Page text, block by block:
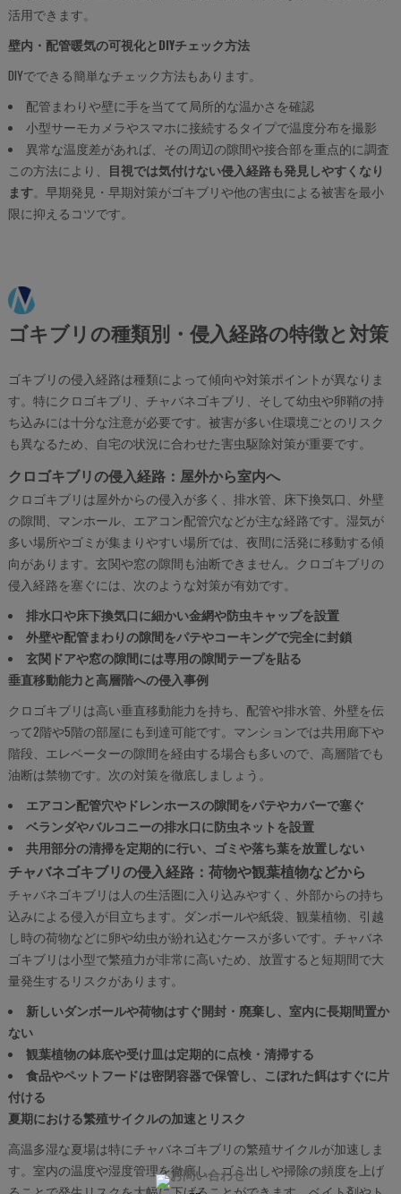
活用できます。
壁内・配管暖気の可視化とDIYチェック方法
DIYでできる簡単なチェック方法もあります。
配管まわりや壁に手を当てて局所的な温かさを確認
小型サーモカメラやスマホに接続するタイプで温度分布を撮影
異常な温度差があれば、その周辺の隙間や接合部を重点的に調査
この方法により、
目視では気付けない侵入経路も発見しやすくなり
ます。早期発見・早期対策がゴキブリや他の害虫による被害を最小
限に抑えるコツです。
ゴキブリの種類別・侵入経路の特徴と対策
ゴキブリの侵入経路は種類によって傾向や対策ポイントが異なりま
す。特にクロゴキブリ、チャバネゴキブリ、そして幼虫や卵鞘の持
ち込みには十分な注意が必要です。被害が多い住環境ごとのリスク
も異なるため、自宅の状況に合わせた害虫駆除対策が重要です。
クロゴキブリの侵入経路：屋外から室内へ
クロゴキブリは屋外からの侵入が多く、排水管、床下換気口、外壁
の隙間、マンホール、エアコン配管穴などが主な経路です。湿気が
多い場所やゴミが集まりやすい場所では、夜間に活発に移動する傾
向があります。玄関や窓の隙間も油断できません。クロゴキブリの
侵入経路を塞ぐには、次のような対策が有効です。
排水口や床下換気口に細かい金網や防虫キャップを設置
外壁や配管まわりの隙間をパテやコーキングで完全に封鎖
玄関ドアや窓の隙間には専用の隙間テープを貼る
垂直移動能力と高層階への侵入事例
クロゴキブリは高い垂直移動能力を持ち、配管や排水管、外壁を伝
って2階や5階の部屋にも到達可能です。マンションでは共用廊下や
階段、エレベーターの隙間を経由する場合も多いので、高層階でも
油断は禁物です。次の対策を徹底しましょう。
エアコン配管穴やドレンホースの隙間をパテやカバーで塞ぐ
ベランダやバルコニーの排水口に防虫ネットを設置
共用部分の清掃を定期的に行い、ゴミや落ち葉を放置しない
チャバネゴキブリの侵入経路：荷物や観葉植物などから
チャバネゴキブリは人の生活圏に入り込みやすく、外部からの持ち
込みによる侵入が目立ちます。ダンボールや紙袋、観葉植物、引越
し時の荷物などに卵や幼虫が紛れ込むケースが多いです。チャバネ
ゴキブリは小型で繁殖力が非常に高いため、放置すると短期間で大
量発生するリスクがあります。
新しいダンボールや荷物はすぐ開封・廃棄し、室内に長期間置か
ない
観葉植物の鉢底や受け皿は定期的に点検・清掃する
食品やペットフードは密閉容器で保管し、こぼれた餌はすぐに片
付ける
夏期における繁殖サイクルの加速とリスク
高温多湿な夏場は特にチャバネゴキブリの繁殖サイクルが加速しま
す。室内の温度や湿度管理を徹底し、ゴミ出しや掃除の頻度を上げ